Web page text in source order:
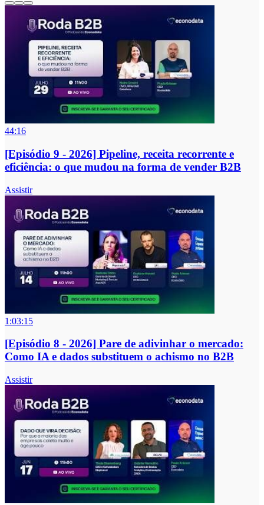
44:16
[Episódio 9 - 2026] Pipeline, receita recorrente e
eficiência: o que mudou na forma de vender B2B
Assistir
1:03:15
[Episódio 8 - 2026] Pare de adivinhar o mercado:
Como IA e dados substituem o achismo no B2B
Assistir